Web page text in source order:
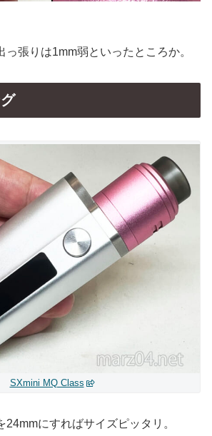
っ張りは1mm弱といったところか。
SXmini MQ Class
24mmにすればサイズピッタリ。